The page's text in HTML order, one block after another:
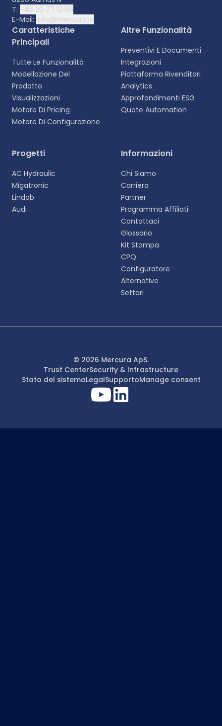
T: +45 20 77 12 96
E-Mail: info@mercura.io
Caratteristiche
Principali
Tutte Le Funzionalità
Modellazione Del
Prodotto
Visualizzazioni
Motore Di Pricing
Motore Di Configurazione
Altre Funzionalità
Preventivi E Documenti
Integrazioni
Piattaforma Rivenditori
Analytics
Approfondimenti ESG
Quote Automation
Progetti
AC Hydraulic
Migatronic
Lindab
Audi
Informazioni
Chi Siamo
Carriera
Partner
Programma Affiliati
Contattaci
Glossario
Kit Stampa
CPQ
Configuratore
Alternative
Settori
© 2026 Mercura ApS.
Trust CenterSecurity & Infrastructure
Stato del sistemaLegalSupportoManage consent